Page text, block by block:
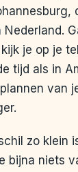
Nederland.
je op je
tijd als in
van
zo klein
bijna niets